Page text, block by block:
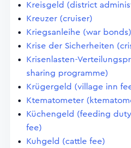
Kreisgeld (district
Kreuzer (cruiser)
Kriegsanleihe (war bonds)
Krise der Sicherheiten
Krisenlasten-
sharing programme)
Krügergeld (village inn
Ktematometer
Küchengeld (feeding
fee)
Kuhgeld (cattle fee)